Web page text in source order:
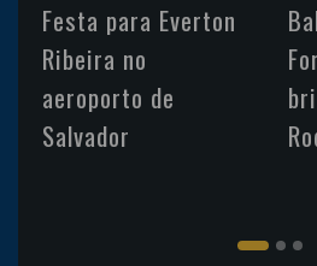
Festa para Everton
Ribeira no
aeroporto de
Salvador